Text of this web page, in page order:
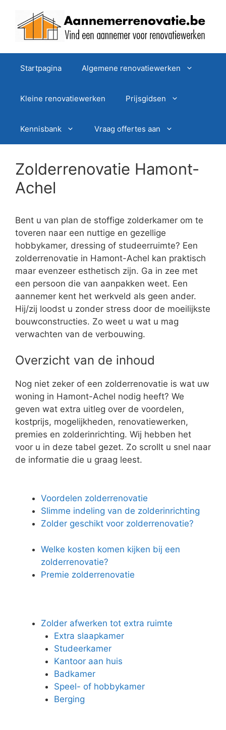
Startpagina Algemene renovatiewerken
Kleine renovatiewerken Prijsgidsen
Kennisbank Vraag offertes aan
Zolderrenovatie Hamont-
Achel
Bent u van plan de stoffige zolderkamer om te
toveren naar een nuttige en gezellige
hobbykamer, dressing of studeerruimte? Een
zolderrenovatie in Hamont-Achel kan praktisch
maar evenzeer esthetisch zijn. Ga in zee met
een persoon die van aanpakken weet. Een
aannemer kent het werkveld als geen ander.
Hij/zij loodst u zonder stress door de moeilijkste
bouwconstructies. Zo weet u wat u mag
verwachten van de verbouwing.
Overzicht van de inhoud
Nog niet zeker of een zolderrenovatie is wat uw
woning in Hamont-Achel nodig heeft? We
geven wat extra uitleg over de voordelen,
kostprijs, mogelijkheden, renovatiewerken,
premies en zolderinrichting. Wij hebben het
voor u in deze tabel gezet. Zo scrollt u snel naar
de informatie die u graag leest.
Voordelen zolderrenovatie
Slimme indeling van de zolderinrichting
Zolder geschikt voor zolderrenovatie?
Welke kosten komen kijken bij een
zolderrenovatie?
Premie zolderrenovatie
Zolder afwerken tot extra ruimte
Extra slaapkamer
Studeerkamer
Kantoor aan huis
Badkamer
Speel- of hobbykamer
Berging